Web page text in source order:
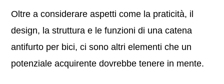
Oltre a considerare aspetti come la praticità, il
design, la struttura e le funzioni di una catena
antifurto per bici, ci sono altri elementi che un
potenziale acquirente dovrebbe tenere in mente.